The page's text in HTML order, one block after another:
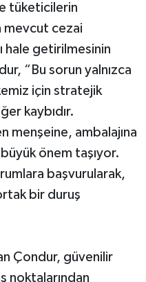
tüketicilerin
mevcut cezai
hale getirilmesinin
“Bu sorun yalnızca
için stratejik
kaybıdır.
menşeine, ambalajına
önem taşıyor.
başvurularak,
bir duruş
Çondur, güvenilir
noktalarından